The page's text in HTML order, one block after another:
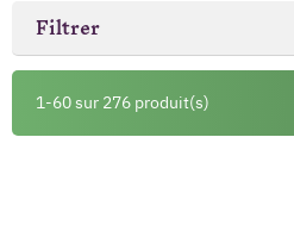
Filtrer
1-60 sur 276 produit(s)